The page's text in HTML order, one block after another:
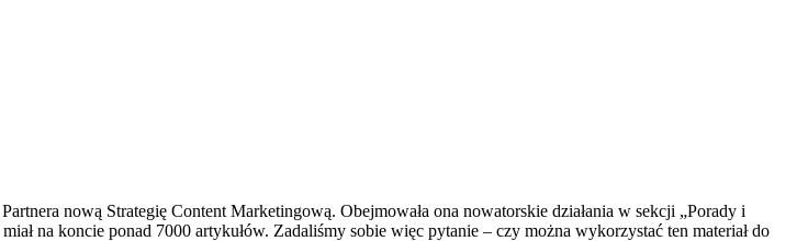
nową Strategię Content Marketingową. Obejmowała ona nowatorskie działania w sekcji „Porady i
na koncie ponad 7000 artykułów. Zadaliśmy sobie więc pytanie – czy można wykorzystać ten materiał do